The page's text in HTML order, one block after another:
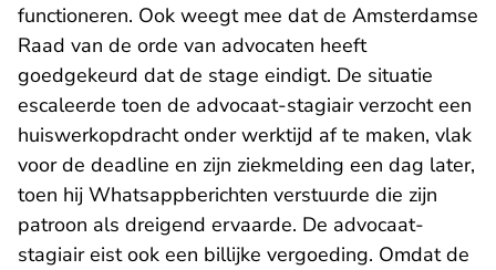
functioneren. Ook weegt mee dat de Amsterdamse
Raad van de orde van advocaten heeft
goedgekeurd dat de stage eindigt. De situatie
escaleerde toen de advocaat-stagiair verzocht een
huiswerkopdracht onder werktijd af te maken, vlak
voor de deadline en zijn ziekmelding een dag later,
toen hij Whatsappberichten verstuurde die zijn
patroon als dreigend ervaarde. De advocaat-
stagiair eist ook een billijke vergoeding. Omdat de